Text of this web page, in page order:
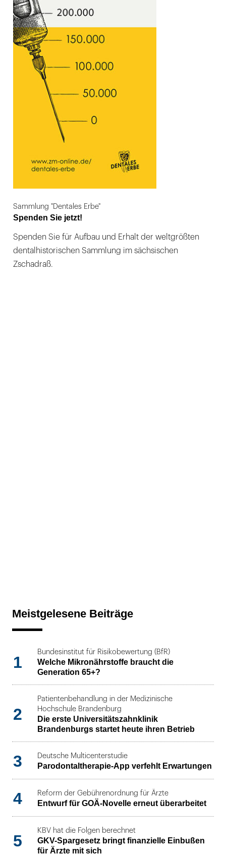
Sammlung "Dentales Erbe"
Spenden Sie jetzt!
Spenden Sie für Aufbau und Erhalt der weltgrößten
dentalhistorischen Sammlung im sächsischen
Zschadraß.
Meistgelesene Beiträge
1
Bundesinstitut für Risikobewertung (BfR)
Welche Mikronährstoffe braucht die
Generation 65+?
2
Patientenbehandlung in der Medizinische
Hochschule Brandenburg
Die erste Universitätszahnklinik
Brandenburgs startet heute ihren Betrieb
3 Deutsche Multicenterstudie
Parodontaltherapie-App verfehlt Erwartungen
4 Reform der Gebührenordnung für Ärzte
Entwurf für GOÄ-Novelle erneut überarbeitet
5
KBV hat die Folgen berechnet
GKV-Spargesetz bringt finanzielle Einbußen
für Ärzte mit sich